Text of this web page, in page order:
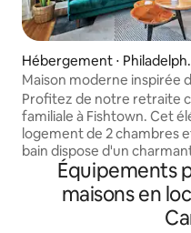
Hébergement ⋅ Philadelphi
e
Maison moderne inspirée
à Fishtown
Profitez de notre retraite
familiale à Fishtown. Cet
logement de 2 chambres
bain dispose d'un
grande cuisine, d'une
décoration chaleureuse
relaxant. Plongez au cœur
créative de Fishtown : des
Équipements
maisons en